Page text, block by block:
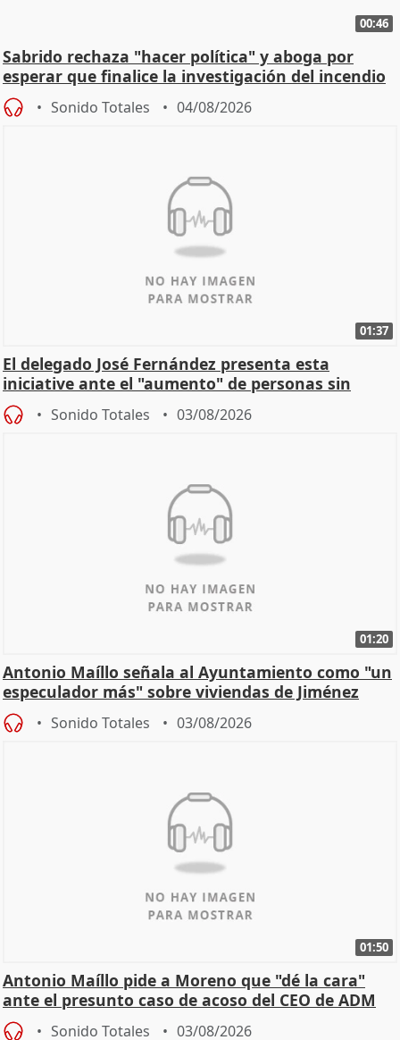
00:46
Sabrido rechaza "hacer política" y aboga por
esperar que finalice la investigación del incendio
Sonido Totales 04/08/2026
01:37
El delegado José Fernández presenta esta
iniciative ante el "aumento" de personas sin
hogar en Madri
Sonido Totales 03/08/2026
01:20
Antonio Maíllo señala al Ayuntamiento como "un
especulador más" sobre viviendas de Jiménez
Becerril
Sonido Totales 03/08/2026
01:50
Antonio Maíllo pide a Moreno que "dé la cara"
ante el presunto caso de acoso del CEO de ADM
Sonido Totales 03/08/2026